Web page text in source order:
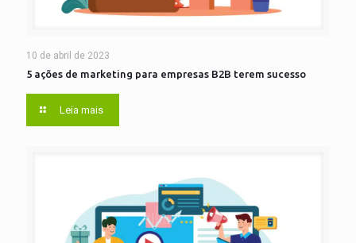
10 de abril de 2023
5 ações de marketing para empresas B2B terem sucesso
Leia mais